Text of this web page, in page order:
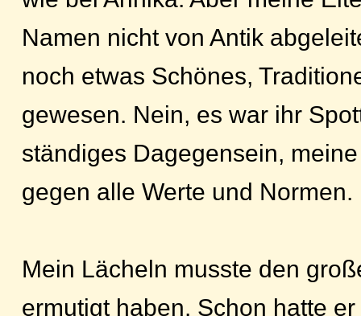
Namen nicht von Antik
noch etwas Schönes,
gewesen. Nein, es war ihr
ständiges Dagegensein,
gegen alle Werte und Normen.
Mein Lächeln musste den
ermutigt haben. Schon hatte